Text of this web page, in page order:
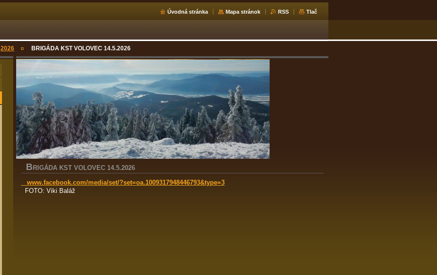
Úvodná stránka Mapa stránok RSS Tlač
2026 BRIGÁDA KST VOLOVEC 14.5.2026
B RIGÁDA KST VOLOVEC 14.5.2026
www.facebook.com/media/set/?set=oa.1009317948446793&type=3
FOTO: Viki Baláž